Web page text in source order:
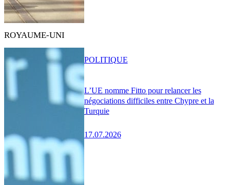
ROYAUME-UNI
L’UE nomme Fitto pour relancer les
négociations difficiles entre Chypre et la
Turquie
17.07.2026
POLITIQUE